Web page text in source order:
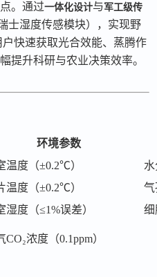
。通过一体化设计与军工级传
士湿度传感模块），实现野
户快速获取光合效能、蒸腾作
提升科研与农业决策效率。
环境参数
温度（±0.2℃）
温度（±0.2℃）
气
湿度（≤1%误差）
细
CO₂浓度（0.1ppm）